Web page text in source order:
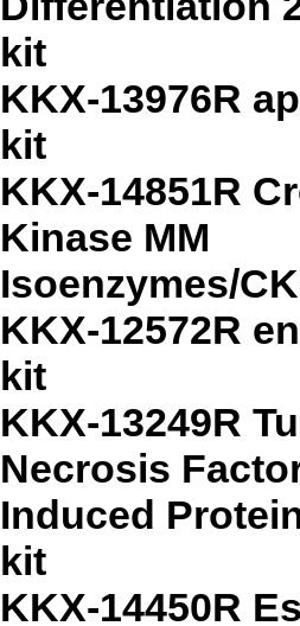
kit
KKX-13976R
kit
KKX-14851R
Kinase MM
Isoenzymes/
KKX-12572R
kit
KKX-13249R
Necrosis
Induced
kit
KKX-14450R